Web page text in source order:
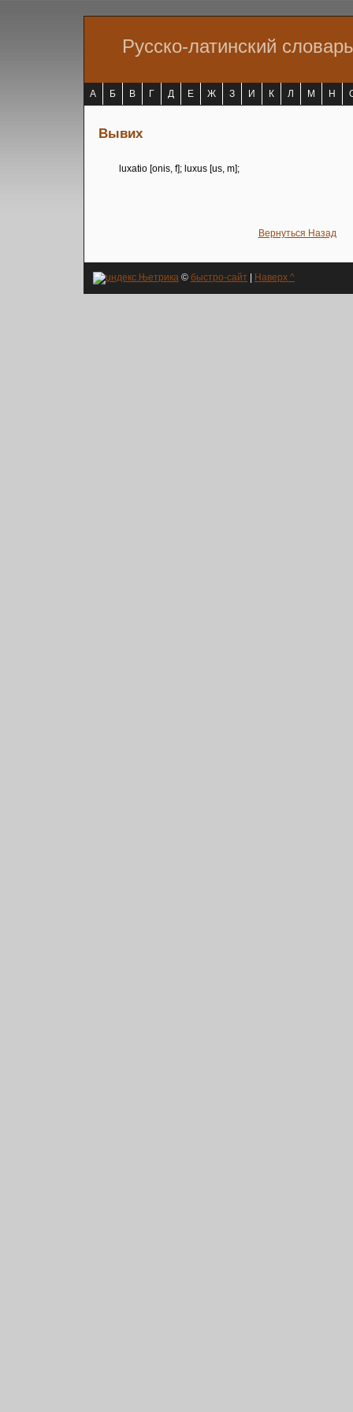
Русско-латинский словарь
А Б В Г Д Е Ж З И К Л М Н
Вывих
luxatio [onis, f]; luxus [us, m];
Вернуться Назад
© быстро-сайт | Наверх ^